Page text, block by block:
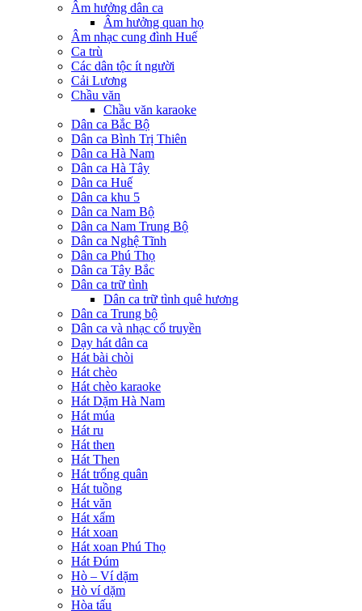
Âm hưởng dân ca
Âm hưởng quan họ
Âm nhạc cung đình Huế
Ca trù
Các dân tộc ít người
Cải Lương
Chầu văn
Chầu văn karaoke
Dân ca Bắc Bộ
Dân ca Bình Trị Thiên
Dân ca Hà Nam
Dân ca Hà Tây
Dân ca Huế
Dân ca khu 5
Dân ca Nam Bộ
Dân ca Nam Trung Bộ
Dân ca Nghệ Tĩnh
Dân ca Phú Thọ
Dân ca Tây Bắc
Dân ca trữ tình
Dân ca trữ tình quê hương
Dân ca Trung bộ
Dân ca và nhạc cổ truyền
Dạy hát dân ca
Hát bài chòi
Hát chèo
Hát chèo karaoke
Hát Dặm Hà Nam
Hát múa
Hát ru
Hát then
Hát Then
Hát trống quân
Hát tuồng
Hát văn
Hát xẩm
Hát xoan
Hát xoan Phú Thọ
Hát Đúm
Hò – Ví dặm
Hò ví dặm
Hòa tấu